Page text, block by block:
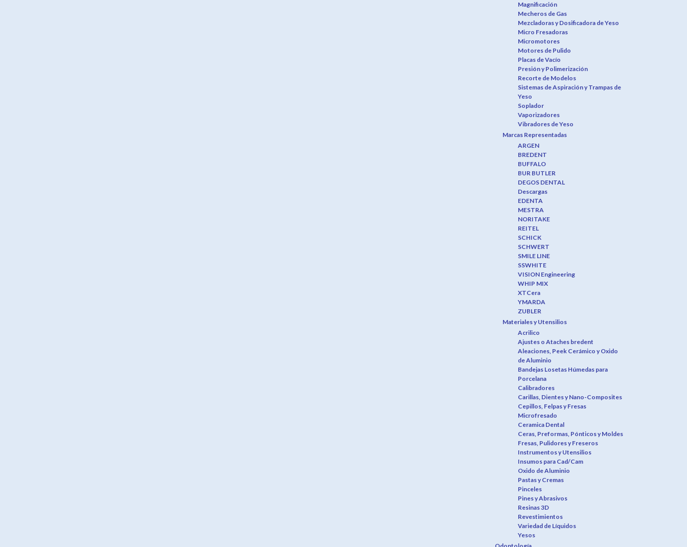
Magnificación
Mecheros de Gas
Mezcladoras y Dosificadora de Yeso
Micro Fresadoras
Micromotores
Motores de Pulido
Placas de Vacío
Presión y Polimerización
Recorte de Modelos
Sistemas de Aspiración y Trampas de
Yeso
Soplador
Vaporizadores
Vibradores de Yeso
Marcas Representadas
ARGEN
BREDENT
BUFFALO
BUR BUTLER
DEGOS DENTAL
Descargas
EDENTA
MESTRA
NORITAKE
REITEL
SCHICK
SCHWERT
SMILE LINE
SSWHITE
VISION Engineering
WHIP MIX
XTCera
YMARDA
ZUBLER
Materiales y Utensilios
Acrilico
Ajustes o Ataches bredent
Aleaciones, Peek Cerámico y Oxido
de Aluminio
Bandejas Losetas Húmedas para
Porcelana
Calibradores
Carillas, Dientes y Nano-Composites
Cepillos, Felpas y Fresas
Microfresado
Ceramica Dental
Ceras, Preformas, Pónticos y Moldes
Fresas, Pulidores y Freseros
Instrumentos y Utensilios
Insumos para Cad/Cam
Oxido de Aluminio
Pastas y Cremas
Pinceles
Pines y Abrasivos
Resinas 3D
Revestimientos
Variedad de Líquidos
Yesos